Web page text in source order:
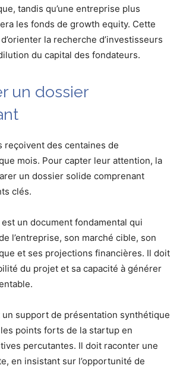
tandis qu’une entreprise plus
les fonds de growth equity. Cette
la recherche d’investisseurs
du capital des fondateurs.
un dossier
reçoivent des centaines de
mois. Pour capter leur attention, la
un dossier solide comprenant
clés.
un document fondamental qui
l’entreprise, son marché cible, son
et ses projections financières. Il doit
du projet et sa capacité à générer
un support de présentation synthétique
points forts de la startup en
percutantes. Il doit raconter une
en insistant sur l’opportunité de